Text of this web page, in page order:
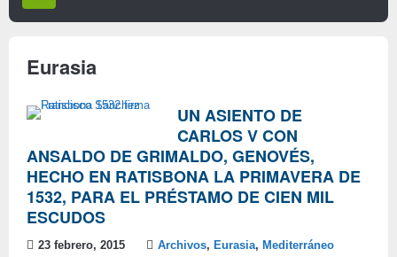
Eurasia
UN ASIENTO DE
CARLOS V CON
ANSALDO DE GRIMALDO, GENOVÉS,
HECHO EN RATISBONA LA PRIMAVERA DE
1532, PARA EL PRÉSTAMO DE CIEN MIL
ESCUDOS
23 febrero, 2015 Archivos, Eurasia, Mediterráneo